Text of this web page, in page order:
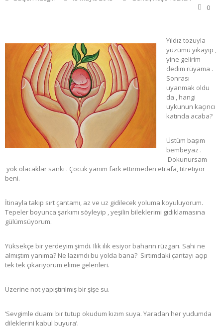
0
Yıldız tozuyla
yüzümü yıkayıp ,
yine gelirim
dedim rüyama .
Sonrası
uyanmak oldu
da , hangi
uykunun kaçıncı
katında acaba?
Üstüm başım
bembeyaz .
Dokunursam
yok olacaklar sanki . Çocuk yanım fark ettirmeden etrafa, titretiyor
beni.
İtinayla takıp sırt çantamı, az ve uz gidilecek yoluma koyuluyorum.
Tepeler boyunca şarkımı söyleyip , yeşilin bileklerimi gıdıklamasına
gülümsüyorum.
Yüksekçe bir yerdeyim şimdi. Ilık ılık esiyor baharın rüzgarı. Sahi ne
almıştım yanıma? Ne lazımdı bu yolda bana? Sırtımdaki çantayı açıp
tek tek çıkarıyorum elime gelenleri.
Üzerine not yapıştırılmış bir şişe su.
‘Sevgimle duamı bir tutup okudum kızım suya. Yaradan her yudumda
dileklerini kabul buyura’.